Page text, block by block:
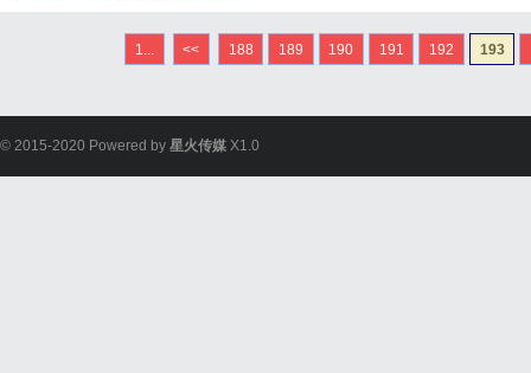
1... << 188 189 190 191 192 193
© 2015-2020 Powered by 星火传媒 X1.0